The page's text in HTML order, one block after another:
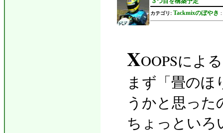
カテゴリ: Tackmixのぼやき :
XOOPSによ
まず「畳のほ
うかと思った
ちょっといろ